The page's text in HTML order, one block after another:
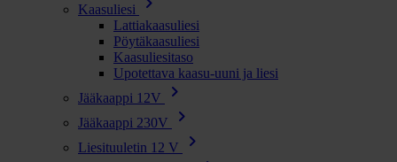
Kaasuliesi
Lattiakaasuliesi
Pöytäkaasuliesi
Kaasuliesitaso
Upotettava kaasu-uuni ja liesi
Jääkaappi 12V
chevron_right
Jääkaappi 230V chevron_right
Liesituuletin 12 V chevron_right